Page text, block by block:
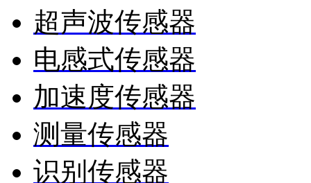
超声波传感器
电感式传感器
加速度传感器
测量传感器
识别传感器